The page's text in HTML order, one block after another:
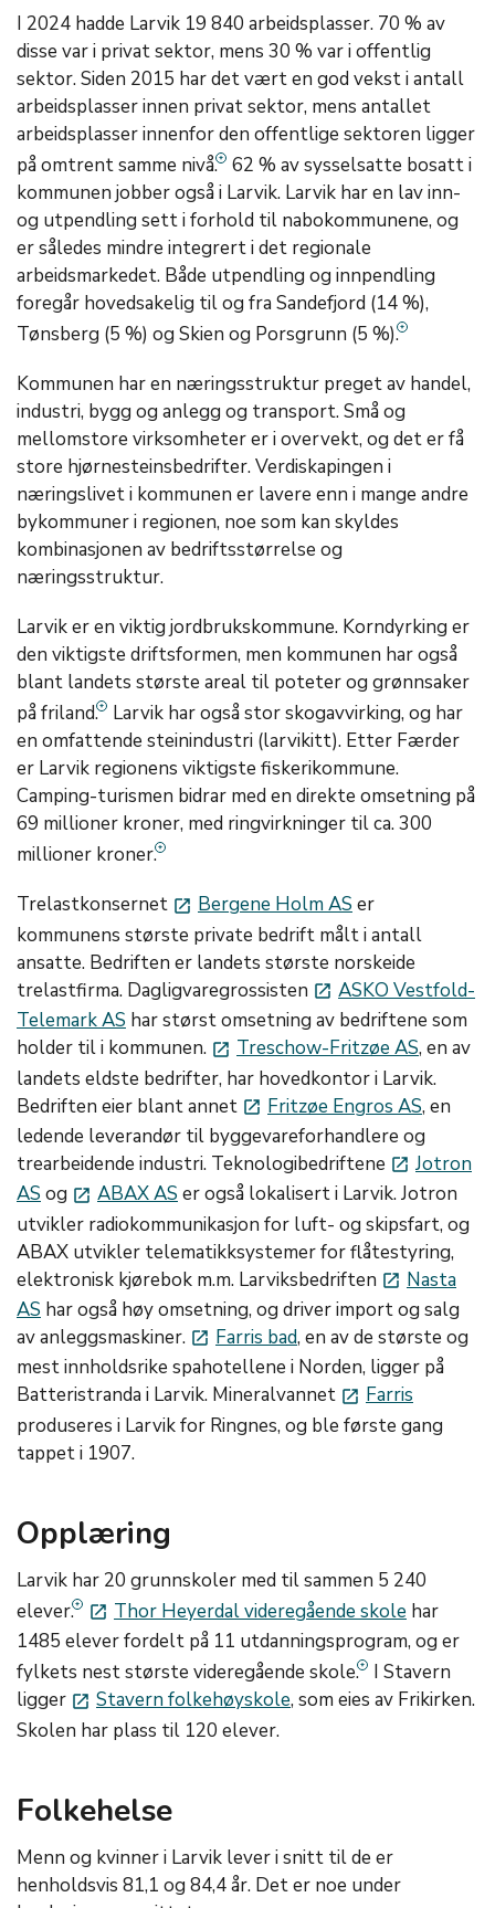
I 2024 hadde Larvik 19 840 arbeidsplasser. 70 % av
disse var i privat sektor, mens 30 % var i offentlig
sektor. Siden 2015 har det vært en god vekst i antall
arbeidsplasser innen privat sektor, mens antallet
arbeidsplasser innenfor den offentlige sektoren ligger
på omtrent samme nivå. 62 % av sysselsatte bosatt i
kommunen jobber også i Larvik. Larvik har en lav inn-
og utpendling sett i forhold til nabokommunene, og
er således mindre integrert i det regionale
arbeidsmarkedet. Både utpendling og innpendling
foregår hovedsakelig til og fra Sandefjord (14 %),
Tønsberg (5 %) og Skien og Porsgrunn (5 %).
Kommunen har en næringsstruktur preget av handel,
industri, bygg og anlegg og transport. Små og
mellomstore virksomheter er i overvekt, og det er få
store hjørnesteinsbedrifter. Verdiskapingen i
næringslivet i kommunen er lavere enn i mange andre
bykommuner i regionen, noe som kan skyldes
kombinasjonen av bedriftsstørrelse og
næringsstruktur.
Larvik er en viktig jordbrukskommune. Korndyrking er
den viktigste driftsformen, men kommunen har også
blant landets største areal til poteter og grønnsaker
på friland.
Larvik har også stor skogavvirking, og har
en omfattende steinindustri (larvikitt). Etter Færder
er Larvik regionens viktigste fiskerikommune.
Camping-turismen bidrar med en direkte omsetning på
69 millioner kroner, med ringvirkninger til ca. 300
millioner kroner.
Trelastkonsernet launch Bergene Holm AS er
kommunens største private bedrift målt i antall
ansatte. Bedriften er landets største norskeide
trelastfirma. Dagligvaregrossisten launch ASKO Vestfold-
Telemark AS har størst omsetning av bedriftene som
holder til i kommunen. launch Treschow-Fritzøe AS, en av
landets eldste bedrifter, har hovedkontor i Larvik.
Bedriften eier blant annet launch Fritzøe Engros AS, en
ledende leverandør til byggevareforhandlere og
trearbeidende industri. Teknologibedriftene launch Jotron
AS og launch ABAX AS er også lokalisert i Larvik. Jotron
utvikler radiokommunikasjon for luft- og skipsfart, og
ABAX utvikler telematikksystemer for flåtestyring,
elektronisk kjørebok m.m. Larviksbedriften launch Nasta
AS har også høy omsetning, og driver import og salg
av anleggsmaskiner. launch Farris bad, en av de største og
mest innholdsrike spahotellene i Norden, ligger på
Batteristranda i Larvik. Mineralvannet launch Farris
produseres i Larvik for Ringnes, og ble første gang
tappet i 1907.
Opplæring
Larvik har 20 grunnskoler med til sammen 5 240
elever.
launch Thor Heyerdal videregående skole har
1485 elever fordelt på 11 utdanningsprogram, og er
fylkets nest største videregående skole.
I Stavern
ligger launch Stavern folkehøyskole, som eies av Frikirken.
Skolen har plass til 120 elever.
Folkehelse
Menn og kvinner i Larvik lever i snitt til de er
henholdsvis 81,1 og 84,4 år. Det er noe under